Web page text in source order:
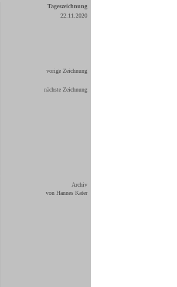
Tageszeichnung
22.11.2020
vorige Zeichnung
nächste Zeichnung
Archiv
von Hannes Kater